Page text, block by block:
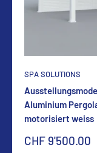
SPA SOLUTIONS
Aluminium
motorisiert weiss
Sonderpreis
CHF 9'500.00